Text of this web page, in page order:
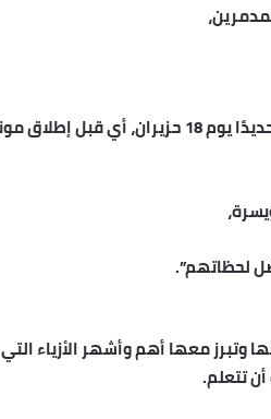
مونديال
لحظاتهم”.
معها أهم وأشهر الأزياء التي
تتعلم.